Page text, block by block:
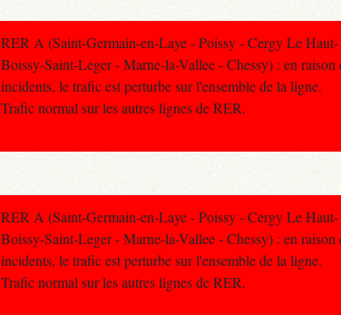
RER A (Saint-Germain-en-Laye - Poissy - Cergy Le Haut-
Boissy-Saint-Leger - Marne-la-Vallee - Chessy) : en raison
incidents, le trafic est perturbe sur l'ensemble de la ligne.
Trafic normal sur les autres lignes de RER.
RER A (Saint-Germain-en-Laye - Poissy - Cergy Le Haut-
Boissy-Saint-Leger - Marne-la-Vallee - Chessy) : en raison
incidents, le trafic est perturbe sur l'ensemble de la ligne.
Trafic normal sur les autres lignes de RER.